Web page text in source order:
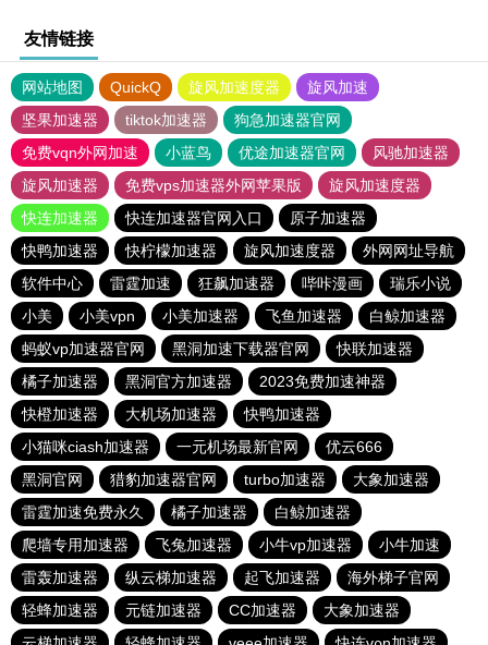
友情链接
网站地图 QuickQ 旋风加速度器
旋风加速
坚果加速器
tiktok加速器
狗急加速器官网
免费vqn外网加速
小蓝鸟 优途加速器官网
风驰加速器
旋风加速器
免费vps加速器外网苹果版
旋风加速度器
快连加速器
快连加速器官网入口
原子加速器
快鸭加速器
快柠檬加速器 旋风加速度器
外网网址导航
软件中心
雷霆加速 狂飙加速器 哔咔漫画
瑞乐小说
小美
小美vpn 小美加速器 飞鱼加速器
白鲸加速器
蚂蚁vp加速器官网
黑洞加速下载器官网
快联加速器
橘子加速器
黑洞官方加速器
2023免费加速神器
快橙加速器
大机场加速器
快鸭加速器
小猫咪ciash加速器
一元机场最新官网
优云666
黑洞官网
猎豹加速器官网 turbo加速器
大象加速器
雷霆加速免费永久
橘子加速器
白鲸加速器
爬墙专用加速器
飞兔加速器 小牛vp加速器
小牛加速
雷轰加速器
纵云梯加速器 起飞加速器
海外梯子官网
轻蜂加速器
元链加速器 CC加速器
大象加速器